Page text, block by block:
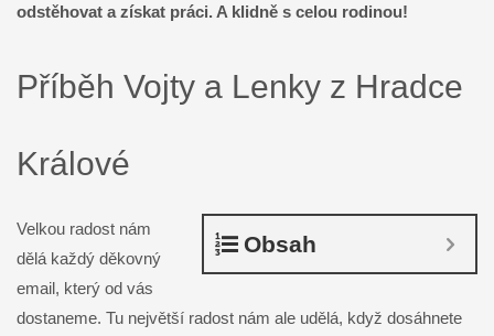
odstěhovat a získat práci. A klidně s celou rodinou!
Příběh Vojty a Lenky z Hradce
Králové
Obsah
Velkou radost nám
dělá každý děkovný
email, který od vás
dostaneme. Tu největší radost nám ale udělá, když dosáhnete